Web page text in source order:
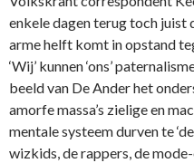
enkele dagen terug toch juist
arme helft komt in opstand
‘Wij’ kunnen ‘ons’
beeld van De Ander het
amorfe massa’s zielige en
mentale systeem durven te
wizkids, de rappers, de